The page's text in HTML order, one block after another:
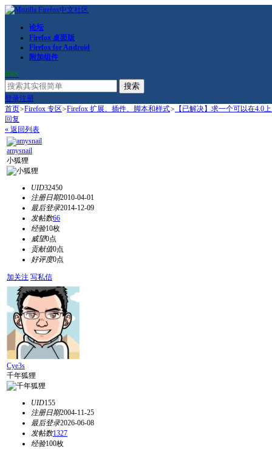
论坛
Firefox 桌面版
Firefox for Android
附加组件
RSS
搜索
登录注册
首页>Firefox 专区>Firefox 扩展、插件、脚本和样式> 【已解决】求一个可以在4.0
回复
« 返回列表
amysnail
小狐狸
UID32450
注册日期2010-04-01
最后登录2014-12-09
发帖数66
经验10枚
威望0点
贡献值0点
好评度0点
加关注 写私信
Cye3s
千年狐狸
UID155
注册日期2004-11-25
最后登录2026-06-08
发帖数1327
经验100枚